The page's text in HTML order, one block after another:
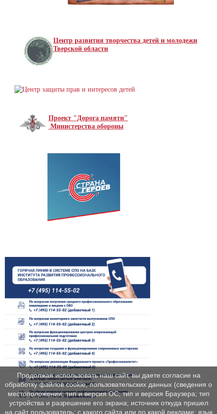
Центр развития творчества детей и молодежи
Тверской области
Проект "Дорога памяти"
Министерства обороны
Продолжая использовать наш сайт, вы даете согласие на
обработку файлов cookie, пользовательских данных (сведения о
местоположении; тип и версия ОС; тип и версия Браузера; тип
устройства и разрешение его экрана; источник откуда пришел
на сайт пользователь; с какого сайта или по какой рекламе; язык